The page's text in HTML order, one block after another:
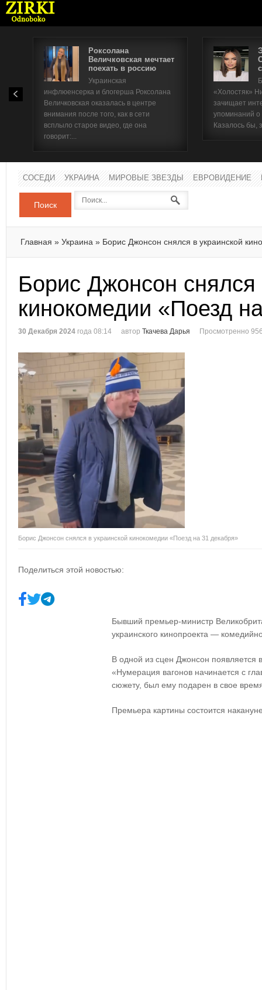
Роксолана
Величковская мечтает
поехать в россию
Украинская
инфлюенсерка и блогерша Роксолана
Величковская оказалась в центре
внимания после того, как в сети
всплыло старое видео, где она
говорит:...
«Холостяк»
зачищает
упоминаний
Казалось бы,
СОСЕДИ УКРАИНА МИРОВЫЕ ЗВЕЗДЫ ЕВРОВИДЕНИЕ
Поиск
Главная » Украина » Борис Джонсон снялся в украинской
Борис Джонсон снялся
кинокомедии «Поезд
30 Декабря 2024 года 08:14 автор Ткачева Дарья Просмотренно
Борис Джонсон снялся в украинской кинокомедии «Поезд на 31 декабря»
Поделиться этой новостью:
Бывший премьер-министр
украинского кинопроекта —
В одной из сцен Джонсон появляется
«Нумерация вагонов начинается с
сюжету, был ему подарен в свое
Премьера картины состоится
Имя